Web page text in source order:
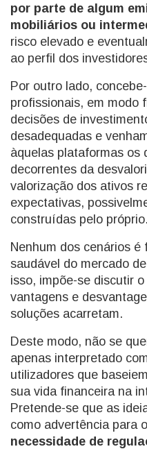
por parte de algum
mobiliários ou
risco elevado e
ao perfil dos
Por outro lado,
profissionais, em modo
decisões de
desadequadas e
àquelas plataformas os
decorrentes da
valorização dos ativos
expectativas,
construídas pelo próprio.
Nenhum dos cenários
saudável do mercado
isso, impõe-se discutir
vantagens e
soluções acarretam.
Deste modo, não se
apenas interpretado
utilizadores que
sua vida financeira na
Pretende-se que as
como advertência para
necessidade de